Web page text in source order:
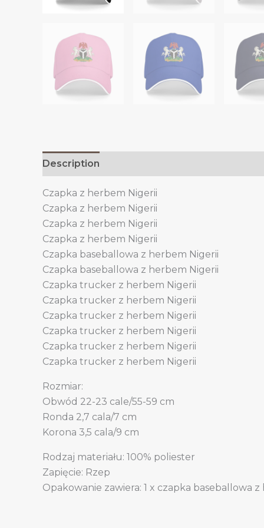
Description
Czapka z herbem Nigerii
Czapka z herbem Nigerii
Czapka z herbem Nigerii
Czapka z herbem Nigerii
Czapka baseballowa z herbem Nigerii
Czapka baseballowa z herbem Nigerii
Czapka trucker z herbem Nigerii
Czapka trucker z herbem Nigerii
Czapka trucker z herbem Nigerii
Czapka trucker z herbem Nigerii
Czapka trucker z herbem Nigerii
Czapka trucker z herbem Nigerii
Rozmiar:
Obwód 22-23 cale/55-59 cm
Ronda 2,7 cala/7 cm
Korona 3,5 cala/9 cm
Rodzaj materiału: 100% poliester
Zapięcie: Rzep
Opakowanie zawiera: 1 x czapka baseballowa